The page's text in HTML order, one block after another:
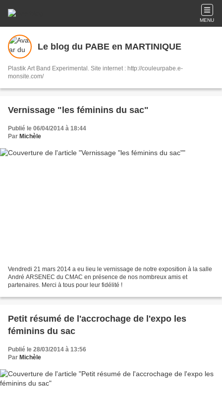
MENU
Le blog du PABE en MARTINIQUE
Plastik Art Band Experimental. Site internet : http://couleurpabe.e-
monsite.com/
Vernissage "les féminins du sac"
Publié le 06/04/2014 à 18:44
Par Michèle
Vendredi 21 mars 2014 a eu lieu le vernissage de notre exposition à la salle
André ARSENEC du CMAC en présence de nos nombreux amis et
partenaires. Merci à tous pour leur fidélité !
Petit résumé de l'accrochage de l'expo les
féminins du sac
Publié le 28/03/2014 à 13:56
Par Michèle